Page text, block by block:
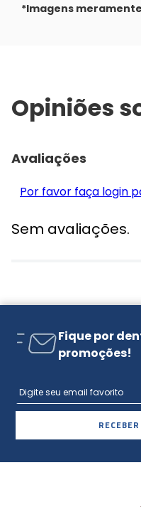
*Imagens
Opiniões
Avaliações
Por favor faça login
Sem avaliações.
Fique por
promoções!